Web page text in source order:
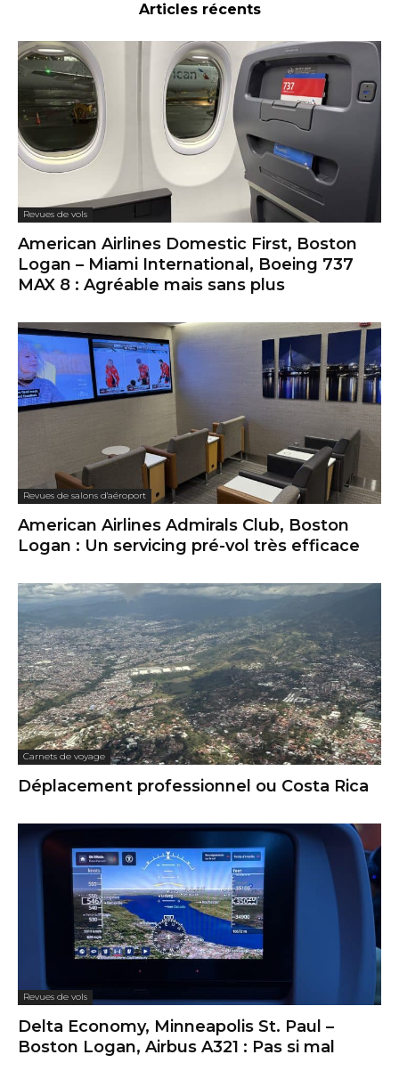
Articles récents
Revues de vols
American Airlines Domestic First, Boston
Logan – Miami International, Boeing 737
MAX 8 : Agréable mais sans plus
Revues de salons d'aéroport
American Airlines Admirals Club, Boston
Logan : Un servicing pré-vol très efficace
Carnets de voyage
Déplacement professionnel ou Costa Rica
Revues de vols
Delta Economy, Minneapolis St. Paul –
Boston Logan, Airbus A321 : Pas si mal